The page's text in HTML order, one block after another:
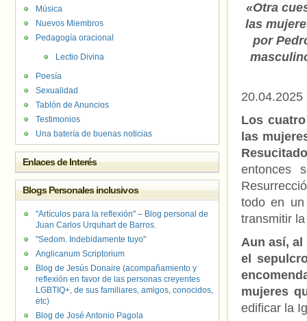
«Otra
las
por
20.04.2025
Los
las
Resucitado
entonces
todo en un
transmitir
Aun así, al
el
mujeres
edificar la
Música
Nuevos Miembros
Pedagogía oracional
Lectio Divina
Poesía
Sexualidad
Tablón de Anuncios
Testimonios
Una batería de buenas noticias
Enlaces de Interés
Blogs Personales inclusivos
"Artículos para la reflexión" – Blog personal de
Juan Carlos Urquhart de Barros.
"Sedom. Indebidamente tuyo"
Anglicanum Scriptorium
Blog de Jesús Donaire (acompañamiento y
reflexión en favor de las personas creyentes
LGBTIQ+, de sus familiares, amigos, conocidos,
etc)
Blog de José Antonio Pagola